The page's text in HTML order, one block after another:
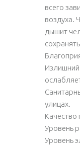
всего
воздуха.
дышит
улицах.
Уровень
Уровень